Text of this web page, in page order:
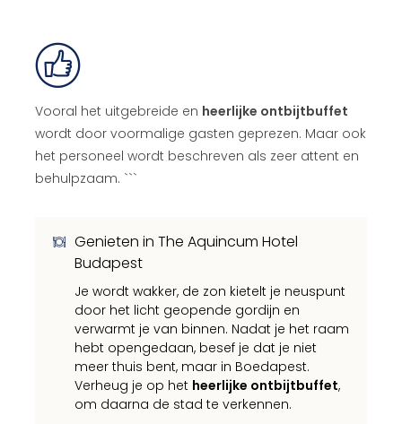
Vooral het uitgebreide en heerlijke ontbijtbuffet
wordt door voormalige gasten geprezen. Maar ook
het personeel wordt beschreven als zeer attent en
behulpzaam. ```
Genieten in The Aquincum Hotel
Budapest
Je wordt wakker, de zon kietelt je neuspunt
door het licht geopende gordijn en
verwarmt je van binnen. Nadat je het raam
hebt opengedaan, besef je dat je niet
meer thuis bent, maar in Boedapest.
Verheug je op het heerlijke ontbijtbuffet,
om daarna de stad te verkennen.